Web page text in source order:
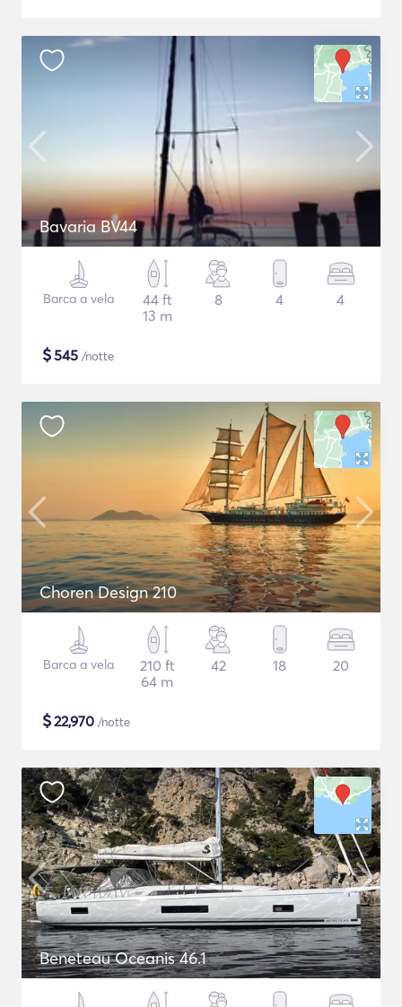
Bavaria BV44
Barca a vela
44 ft
13 m
8 4 4
$545 /notte
Choren Design 210
Barca a vela
210 ft
64 m
42 18 20
$22,970 /notte
Beneteau Oceanis 46.1